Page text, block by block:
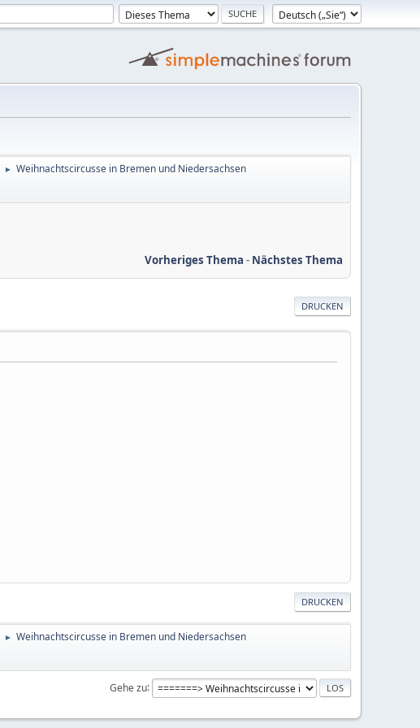
► Weihnachtscircusse in Bremen und Niedersachsen
Vorheriges Thema - Nächstes Thema
DRUCKEN
DRUCKEN
► Weihnachtscircusse in Bremen und Niedersachsen
Gehe zu